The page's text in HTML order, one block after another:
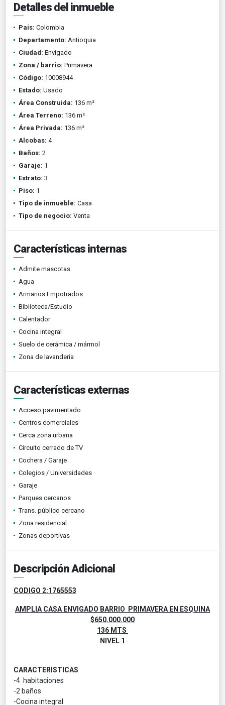
Detalles del inmueble
País: Colombia
Departamento: Antioquia
Ciudad: Envigado
Zona / barrio: Primavera
Código: 10008944
Estado: Usado
Área Construida: 136 m²
Área Terreno: 136 m²
Área Privada: 136 m²
Alcobas: 4
Baños: 2
Garaje: 1
Estrato: 3
Piso: 1
Tipo de inmueble: Casa
Tipo de negocio: Venta
Características internas
Admite mascotas
Agua
Armarios Empotrados
Biblioteca/Estudio
Calentador
Cocina integral
Suelo de cerámica / mármol
Zona de lavandería
Características externas
Acceso pavimentado
Centros comerciales
Cerca zona urbana
Circuito cerrado de TV
Cochera / Garaje
Colegios / Universidades
Garaje
Parques cercanos
Trans. público cercano
Zona residencial
Zonas deportivas
Descripción Adicional
CODIGO 2:1765553
AMPLIA CASA ENVIGADO BARRIO PRIMAVERA EN ESQUINA
$650.000.000
136 MTS
NIVEL 1
CARACTERISTICAS
-4 habitaciones
-2 baños
-Cocina integral